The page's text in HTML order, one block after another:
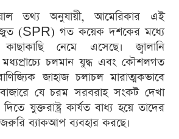
তথ্য অনুযায়ী, আমেরিকার এই
(SPR) গত কয়েক দশকের মধ্যে
কাছাকাছি নেমে এসেছে। জ্বালানি
চলমান যুদ্ধ এবং কৌশলগত
জাহাজ চলাচল মারাত্মকভাবে
যে চরম সরবরাহ সংকট দেখা
যুক্তরাষ্ট্র কার্যত বাধ্য হয়ে তাদের
ব্যাকআপ ব্যবহার করছে।